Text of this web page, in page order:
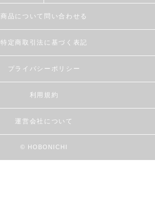
商品について問い合わせる
特定商取引法に基づく表記
プライバシーポリシー
利用規約
運営会社について
© HOBONICHI